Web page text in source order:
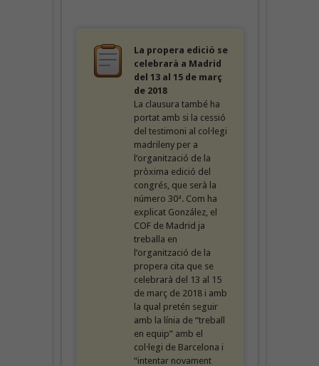
La propera edició se
celebrarà a Madrid
del 13 al 15 de març
de 2018
La clausura també ha
portat amb si la cessió
del testimoni al col·legi
madrileny per a
l’organització de la
pròxima edició del
congrés, que serà la
número 30ª. Com ha
explicat González, el
COF de Madrid ja
treballa en
l’organització de la
propera cita que se
celebrarà del 13 al 15
de març de 2018 i amb
la qual pretén seguir
amb la línia de “treball
en equip” amb el
col·legi de Barcelona i
“intentar novament